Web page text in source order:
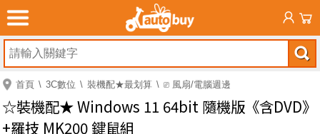
首頁 3C數位 裝機配★最划算 ⎚ 風扇/電腦週邊
☆裝機配★ Windows 11 64bit 隨機版《含DVD》
+羅技 MK200 鍵鼠組